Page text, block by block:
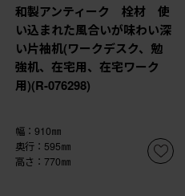
和製アンティーク 栓材 使
い込まれた風合いが味わい深
い片袖机(ワークデスク、勉
強机、在宅用、在宅ワーク
用)(R-076298)
幅：910㎜
奥行：595㎜
高さ：770㎜